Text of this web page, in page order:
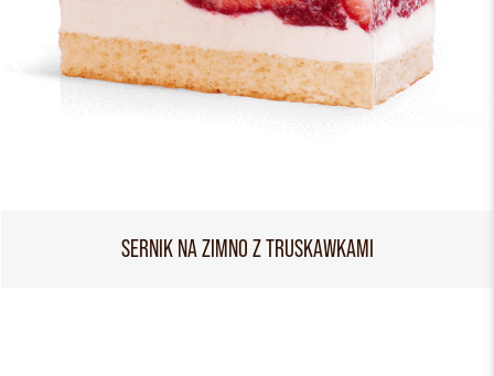
SERNIK NA ZIMNO Z TRUSKAWKAMI